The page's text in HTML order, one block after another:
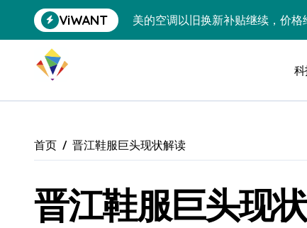
到
ViWANT
美的空调以旧换新补贴继续，价格
黄金瞬间冲破4200，白银狂飙
特斯拉中国卖第五，丰田一季净
Xbox七月大崩盘：裁员3200、卖
《我的世界》登陆Switch 2：画质
谷歌DeepMind创始人辞去CEO，
首页 晋江鞋服巨头现状解读
晋江鞋服巨头现